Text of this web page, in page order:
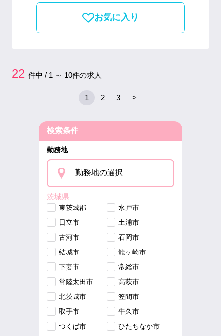
お気に入り
22 件中 / 1 ～ 10件の求人
1 2 3 >
検索条件
勤務地
勤務地の選択
茨城県
東茨城郡
水戸市
日立市
土浦市
古河市
石岡市
結城市
龍ヶ崎市
下妻市
常総市
常陸太田市
高萩市
北茨城市
笠間市
取手市
牛久市
つくば市
ひたちなか市